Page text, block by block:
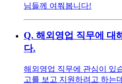
님들께 여쭤봅니다!
Q. 해외영업 직무에 대
다.
해외영업 직무에 관심이 있
고를 보고 지원하려고 하는